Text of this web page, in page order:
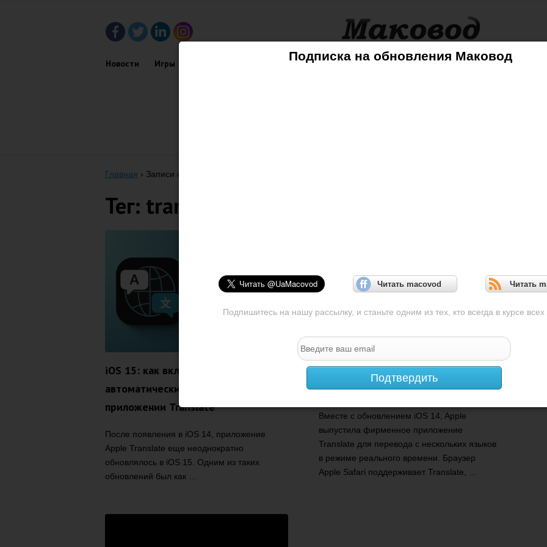
Подписка на обновления Маковод
Читать macovod Читать
Подпишитесь на нашу рассылку, и станьте одним из тех, кто всегда в курсе всех
Подтвердить
Новости Игры Советы Mac iPhone iPad iPod AppleTV
Главная › Записи с тегом "Translate"
Тег: translate
iOS 15: как включить
автоматический перевод в
приложении Translate
После появления в iOS 14, приложение
Apple Translate еще неоднократно
обновлялось в iOS 15. Одним из таких
обновлений был как …
iOS 14: как использовать функцию
перевода веб-сайтов Safari
Вместе с обновлением iOS 14, Apple
выпустила фирменное приложение
Translate для перевода с нескольких языков
в режиме реального времени. Браузер
Apple Safari поддерживает Translate, …